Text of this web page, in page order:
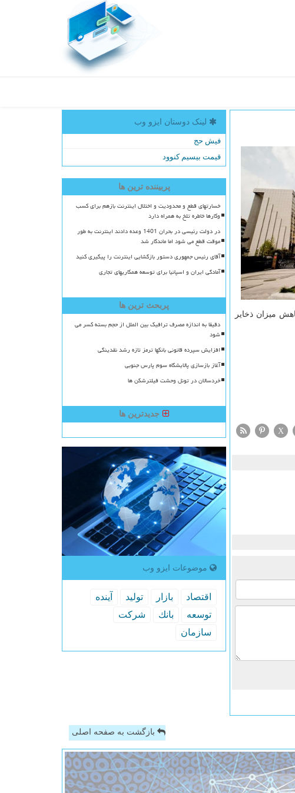
میزان ذخایر
X
لینک دوستان ایزو وب
فیش حج
قیمت بیسیم کنوود
پربیننده ترین ها
خسارتهای قطع و محدودیت و اختلال اینترنت بازهم برای کسب
وکارها خاطره تلخ به همراه دارد
در دولت رئیسی در بحران 1401 وعده دادند اینترنت به طور
موقت قطع می شود اما ماندگار شد
آقای رئیس جمهوری دستور بازگشایی اینترنت را پیگیری کنید
آمادگی ایران و اسپانیا برای توسعه همکاریهای تجاری
پربحث ترین ها
دقیقا به اندازه مصرف ترافیک بین الملل از حجم بسته کسر می
شود
افزایش سپرده قانونی بانکها ترمز تازه رشد نقدینگی
آغاز بازسازی پالایشگاه سوم پارس جنوبی
خردسالان در تونل وحشت فیلترشکن ها
جدیدترین ها
موضوعات ایزو وب
اقتصاد بازار تولید
آینده
توسعه
بانك
شركت
سازمان
بازگشت به صفحه اصلی